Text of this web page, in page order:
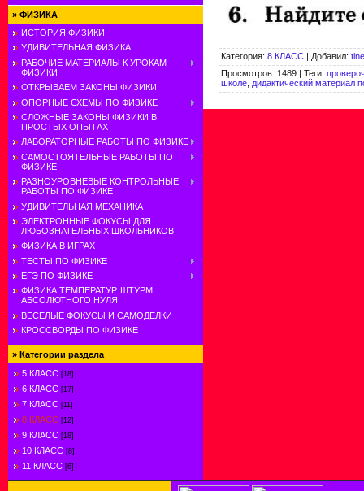
» ФИЗИКА
ИСТОРИЯ ФИЗИКИ
УДИВИТЕЛЬНАЯ ФИЗИКА
РАБОЧИЕ МАТЕРИАЛЫ К УРОКАМ
ФИЗИКИ
ОТКРЫВАЕМ ЗАКОНЫ ФИЗИКИ
ОПОРНЫЕ СХЕМЫ ПО ФИЗИКЕ
СЛОЖНЫЕ ЗАКОНЫ ФИЗИКИ В
ПРОСТЫХ ОПЫТАХ
ЛАБОРАТОРНЫЕ РАБОТЫ ПО ФИЗИКЕ
САМОСТОЯТЕЛЬНЫЕ РАБОТЫ ПО
ФИЗИКЕ
РАЗНОУРОВНЕВЫЕ КОНТРОЛЬНЫЕ
РАБОТЫ ПО ФИЗИКЕ
УДИВИТЕЛЬНАЯ МЕХАНИКА
ЭЛЕКТРОННЫЕ ФОКУСЫ ДЛЯ
ЛЮБОЗНАТЕЛЬНЫХ ШКОЛЬНИКОВ
ФИЗИКА В ИГРАХ
ТЕСТЫ ПО ФИЗИКЕ
ЕГЭ ПО ФИЗИКЕ
ФИЗИКА ТЕМПЕРАТУР. ШТУРМ
АБСОЛЮТНОГО НУЛЯ
ВЕСЕЛЫЕ ФОКУСЫ И САМОДЕЛКИ
КРОССВОРДЫ ПО ФИЗИКЕ
» Категории раздела
5 КЛАСС [18]
6 КЛАСС [17]
7 КЛАСС [11]
8 КЛАСС [12]
9 КЛАСС [18]
10 КЛАСС [8]
11 КЛАСС [6]
Категория: 8 КЛАСС | Добавил:
Просмотров: 1489 | Теги:
школе дидактический материал